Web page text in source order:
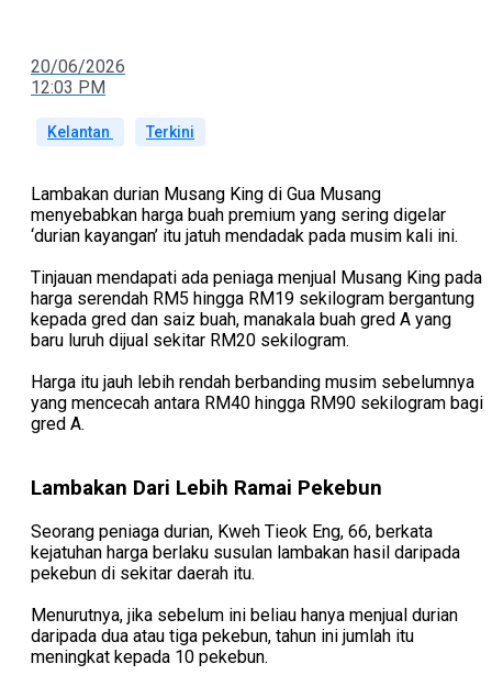
20/06/2026
12:03 PM
Kelantan Terkini
Lambakan durian Musang King di Gua Musang
menyebabkan harga buah premium yang sering digelar
‘durian kayangan’ itu jatuh mendadak pada musim kali ini.
Tinjauan mendapati ada peniaga menjual Musang King pada
harga serendah RM5 hingga RM19 sekilogram bergantung
kepada gred dan saiz buah, manakala buah gred A yang
baru luruh dijual sekitar RM20 sekilogram.
Harga itu jauh lebih rendah berbanding musim sebelumnya
yang mencecah antara RM40 hingga RM90 sekilogram bagi
gred A.
Lambakan Dari Lebih Ramai Pekebun
Seorang peniaga durian, Kweh Tieok Eng, 66, berkata
kejatuhan harga berlaku susulan lambakan hasil daripada
pekebun di sekitar daerah itu.
Menurutnya, jika sebelum ini beliau hanya menjual durian
daripada dua atau tiga pekebun, tahun ini jumlah itu
meningkat kepada 10 pekebun.